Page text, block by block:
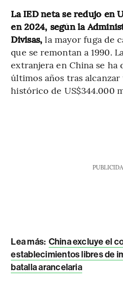
La IED neta se redujo en
en 2024, según la
Divisas, la mayor fuga de
que se remontan a 1990.
extranjera en China se ha
últimos años tras
histórico de US$344.000
Lea más: China excluye el
establecimientos libres de
batalla arancelaria